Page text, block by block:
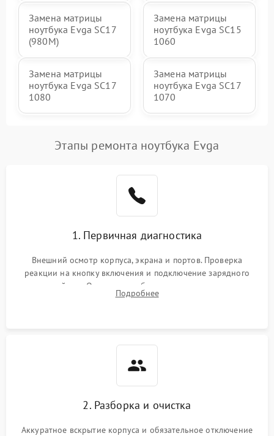
Замена матрицы
ноутбука Evga SC17
(980M)
Замена матрицы
ноутбука Evga SC15
1060
Замена матрицы
ноутбука Evga SC17
1080
Замена матрицы
ноутбука Evga SC17
1070
Этапы ремонта ноутбука Evga
1. Первичная диагностика
Внешний осмотр корпуса, экрана и портов. Проверка
реакции на кнопку включения и подключение зарядного
устройства. Оценка потребления тока с помощью
лабораторного блока питания для локализации проблемы.
Подробнее
2. Разборка и очистка
Аккуратное вскрытие корпуса и обязательное отключение